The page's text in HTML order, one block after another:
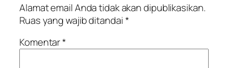
Alamat email Anda tidak akan dipublikasikan.
Ruas yang wajib ditandai*
Komentar*